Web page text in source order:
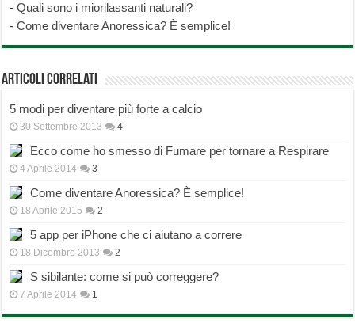
-Quali sono i miorilassanti naturali?
-Come diventare Anoressica? È semplice!
Articoli correlati
5 modi per diventare più forte a calcio
30 Settembre 2013 4
Ecco come ho smesso di Fumare per tornare a Respirare
4 Aprile 2014 3
Come diventare Anoressica? È semplice!
18 Aprile 2015 2
5 app per iPhone che ci aiutano a correre
18 Dicembre 2013 2
S sibilante: come si può correggere?
7 Aprile 2014 1